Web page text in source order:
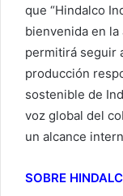
que “Hindalco
bienvenida en
permitirá seguir
producción
sostenible de
voz global del
un alcance
SOBRE